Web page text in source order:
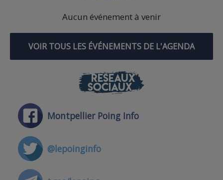
Aucun événement à venir
VOIR TOUS LES ÉVÉNEMENTS DE L'AGENDA
RÉSEAUX
SOCIAUX
Montpellier Poing Info
@lepoinginfo